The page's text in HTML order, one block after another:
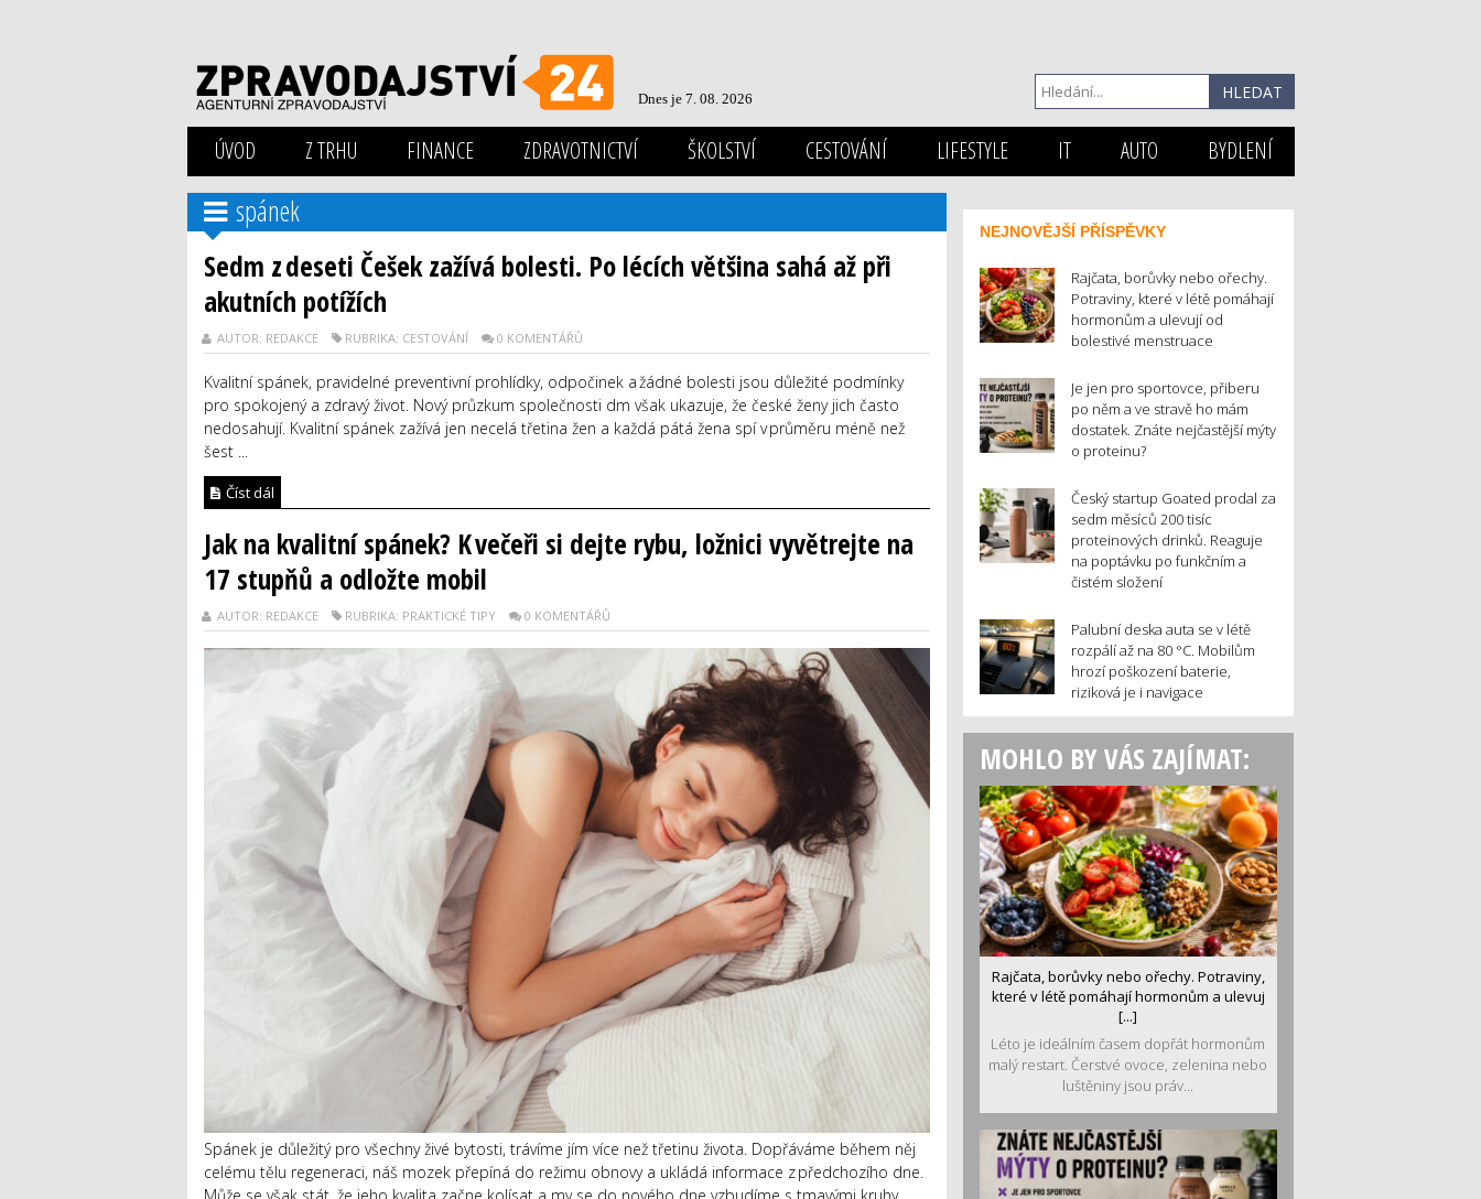
Dnes je 7. 08. 2026
ÚVOD Z TRHU FINANCE ZDRAVOTNICTVÍ ŠKOLSTVÍ CESTOVÁNÍ LIFESTYLE IT AUTO BYDLENÍ
spánek
Sedm z deseti Češek zažívá bolesti. Po lécích většina sahá až při
akutních potížích
AUTOR: REDAKCE RUBRIKA: CESTOVÁNÍ 0 KOMENTÁŘŮ
Kvalitní spánek, pravidelné preventivní prohlídky, odpočinek a žádné bolesti jsou důležité podmínky
pro spokojený a zdravý život. Nový průzkum společnosti dm však ukazuje, že české ženy jich často
nedosahují. Kvalitní spánek zažívá jen necelá třetina žen a každá pátá žena spí v průměru méně než
šest ...
Číst dál
Jak na kvalitní spánek? K večeři si dejte rybu, ložnici vyvětrejte na
17 stupňů a odložte mobil
AUTOR: REDAKCE RUBRIKA: PRAKTICKÉ TIPY 0 KOMENTÁŘŮ
Spánek je důležitý pro všechny živé bytosti, trávíme jím více než třetinu života. Dopřáváme během něj
celému tělu regeneraci, náš mozek přepíná do režimu obnovy a ukládá informace z předchozího dne.
Může se však stát, že jeho kvalita začne kolísat a my se do nového dne vzbudíme s tmavými kruhy
NEJNOVĚJŠÍ PŘÍSPĚVKY
Rajčata, borůvky nebo ořechy.
Potraviny, které v létě pomáhají
hormonům a ulevují od
bolestivé menstruace
Je jen pro sportovce, přiberu
po něm a ve stravě ho mám
dostatek. Znáte nejčastější mýty
o proteinu?
Český startup Goated prodal za
sedm měsíců 200 tisíc
proteinových drinků. Reaguje
na poptávku po funkčním a
čistém složení
Palubní deska auta se v létě
rozpálí až na 80 °C. Mobilům
hrozí poškození baterie,
riziková je i navigace
MOHLO BY VÁS ZAJÍMAT:
Rajčata, borůvky nebo ořechy. Potraviny,
které v létě pomáhají hormonům a ulevuj
[...]
Léto je ideálním časem dopřát hormonům
malý restart. Čerstvé ovoce, zelenina nebo
luštěniny jsou práv...